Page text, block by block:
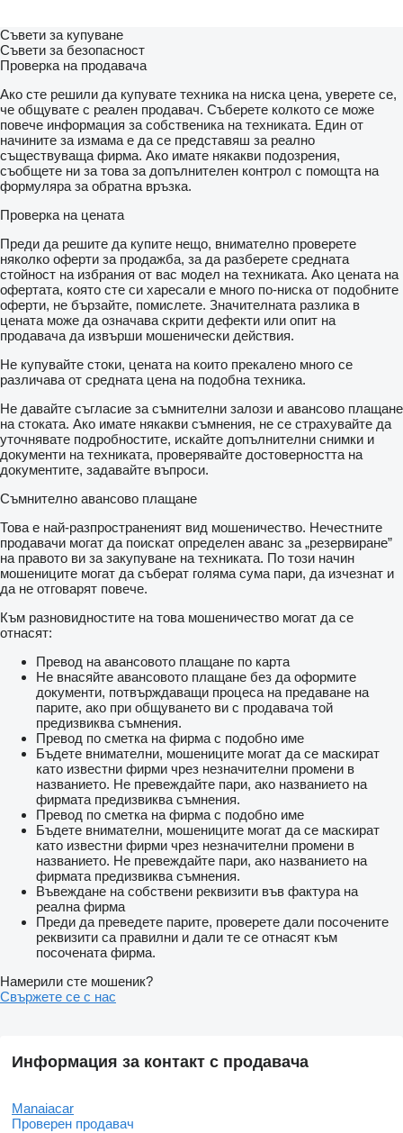
Съвети за купуване
Съвети за безопасност
Проверка на продавача
Ако сте решили да купувате техника на ниска цена, уверете се,
че общувате с реален продавач. Съберете колкото се може
повече информация за собственика на техниката. Един от
начините за измама е да се представяш за реално
съществуваща фирма. Ако имате някакви подозрения,
съобщете ни за това за допълнителен контрол с помощта на
формуляра за обратна връзка.
Проверка на цената
Преди да решите да купите нещо, внимателно проверете
няколко оферти за продажба, за да разберете средната
стойност на избрания от вас модел на техниката. Ако цената на
офертата, която сте си харесали е много по-ниска от подобните
оферти, не бързайте, помислете. Значителната разлика в
цената може да означава скрити дефекти или опит на
продавача да извърши мошенически действия.
Не купувайте стоки, цената на които прекалено много се
различава от средната цена на подобна техника.
Не давайте съгласие за съмнителни залози и авансово плащане
на стоката. Ако имате някакви съмнения, не се страхувайте да
уточнявате подробностите, искайте допълнителни снимки и
документи на техниката, проверявайте достоверността на
документите, задавайте въпроси.
Съмнително авансово плащане
Това е най-разпространеният вид мошеничество. Нечестните
продавачи могат да поискат определен аванс за „резервиране”
на правото ви за закупуване на техниката. По този начин
мошениците могат да съберат голяма сума пари, да изчезнат и
да не отговарят повече.
Към разновидностите на това мошеничество могат да се
отнасят:
Превод на авансовото плащане по карта
Не внасяйте авансовото плащане без да оформите
документи, потвърждаващи процеса на предаване на
парите, ако при общуването ви с продавача той
предизвиква съмнения.
Превод по сметка на фирма с подобно име
Бъдете внимателни, мошениците могат да се маскират
като известни фирми чрез незначителни промени в
названието. Не превеждайте пари, ако названието на
фирмата предизвиква съмнения.
Превод по сметка на фирма с подобно име
Бъдете внимателни, мошениците могат да се маскират
като известни фирми чрез незначителни промени в
названието. Не превеждайте пари, ако названието на
фирмата предизвиква съмнения.
Въвеждане на собствени реквизити във фактура на
реална фирма
Преди да преведете парите, проверете дали посочените
реквизити са правилни и дали те се отнасят към
посочената фирма.
Намерили сте мошеник?
Свържете се с нас
Информация за контакт с продавача
Manaiacar
Проверен продавач